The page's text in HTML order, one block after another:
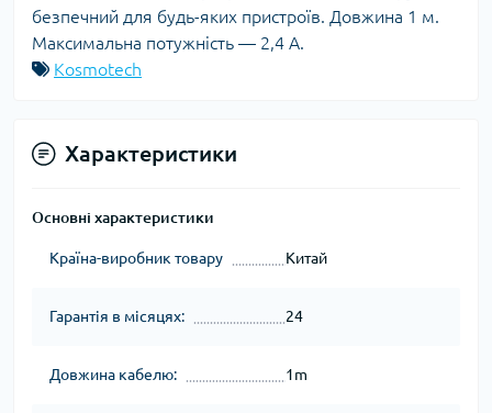
безпечний для будь-яких пристроїв. Довжина 1 м.
Максимальна потужність — 2,4 А.
Kosmotech
Характеристики
Основні характеристики
Країна-виробник товару Китай
Гарантія в місяцях: 24
Довжина кабелю: 1m